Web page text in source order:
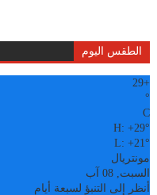
الطقس اليوم
+
29
°
C
H:+29°
L:+21°
مونتريال
السبت, 08 آب
أنظر إلى التنبؤ لسبعة أيام